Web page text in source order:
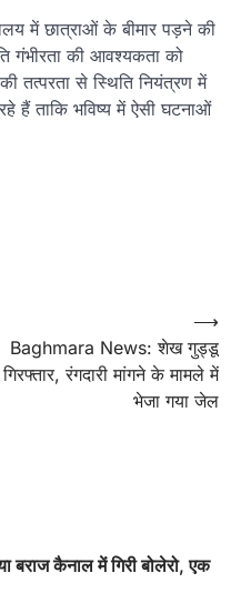
में छात्राओं के बीमार पड़ने की
गंभीरता की आवश्यकता को
तत्परता से स्थिति नियंत्रण में
हैं ताकि भविष्य में ऐसी घटनाओं
Baghmara News: शेख गुड्डू
गिरफ्तार, रंगदारी मांगने के मामले में
भेजा गया जेल
⟶
कैनाल में गिरी बोलेरो, एक